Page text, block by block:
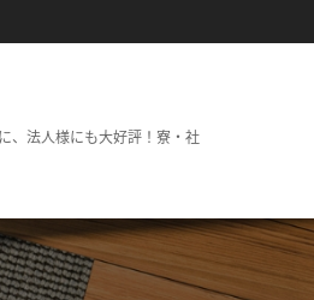
、法人様にも大好評！寮・社